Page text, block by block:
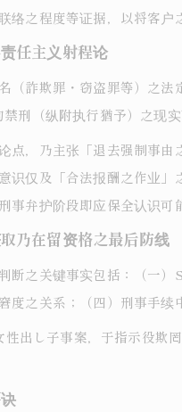
络之程度等证据，以将客户
任主义射程论
（詐欺罪・窃盗罪等）之
刑（纵附执行猶予）之现实
点，乃主张「退去强制事
识仅及「合法报酬之作业
事弁护阶段即应保全认识可
乃在留资格之最后防线
断之关键事实包括：（一
度之关系；（四）刑事手续
性出し子事案，于指示役欺